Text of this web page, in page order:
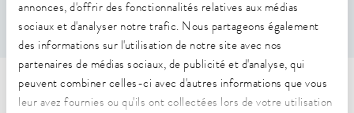
annonces, d'offrir des fonctionnalités relatives aux médias
sociaux et d'analyser notre trafic. Nous partageons également
des informations sur l'utilisation de notre site avec nos
partenaires de médias sociaux, de publicité et d'analyse, qui
peuvent combiner celles-ci avec d'autres informations que vous
leur avez fournies ou qu'ils ont collectées lors de votre utilisation
Caractéristiques techniques